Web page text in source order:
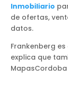
Inmobiliario
de ofertas,
datos.
Frankenberg
explica que